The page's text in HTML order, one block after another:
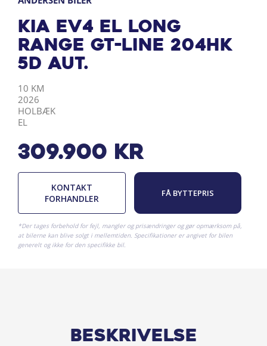
Kia EV4 EL Long
Range GT-Line 204HK
5d Aut.
KILOMETER
10 KM
ÅRGANG
2026
BY
HOLBÆK
DRIVMIDDEL
EL
309.900 kr
KONTAKT
FORHANDLER
FÅ BYTTEPRIS
*Der tages forbehold for fejl, mangler og prisændringer og gør opmærksom på,
at bilerne kan blive solgt i mellemtiden. Specifikationer er angivet for bilen
generelt og ikke for den specifikke bil.
Beskrivelse